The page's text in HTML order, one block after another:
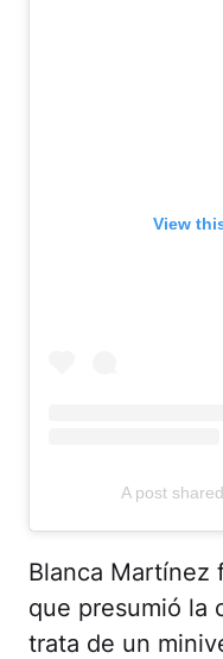
View
A post
Blanca Martínez
que presumió la
trata de un